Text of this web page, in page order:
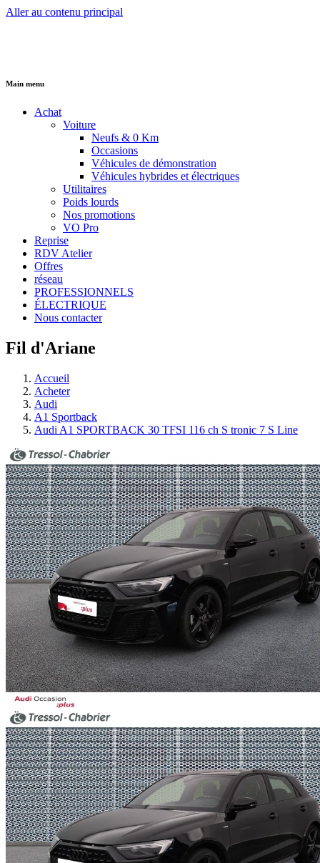
Aller au contenu principal
Main menu
Achat
Voiture
Neufs & 0 Km
Occasions
Véhicules de démonstration
Véhicules hybrides et électriques
Utilitaires
Poids lourds
Nos promotions
VO Pro
Reprise
RDV Atelier
Offres
réseau
PROFESSIONNELS
ÉLECTRIQUE
Nous contacter
Fil d'Ariane
Accueil
Acheter
Audi
A1 Sportback
Audi A1 SPORTBACK 30 TFSI 116 ch S tronic 7 S Line